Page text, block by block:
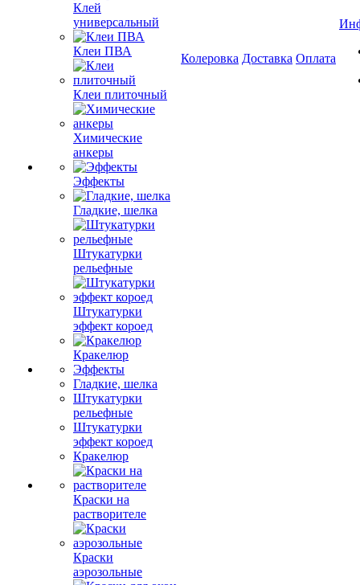
Клей
универсальный
Клеи ПВА
Клеи плиточный
Химические
анкеры
Эффекты
Гладкие, шелка
Штукатурки
рельефные
Штукатурки
эффект короед
Кракелюр
Эффекты
Гладкие, шелка
Штукатурки
рельефные
Штукатурки
эффект короед
Кракелюр
Краски на
растворителе
Краски
аэрозольные
Колеровка Доставка Оплата